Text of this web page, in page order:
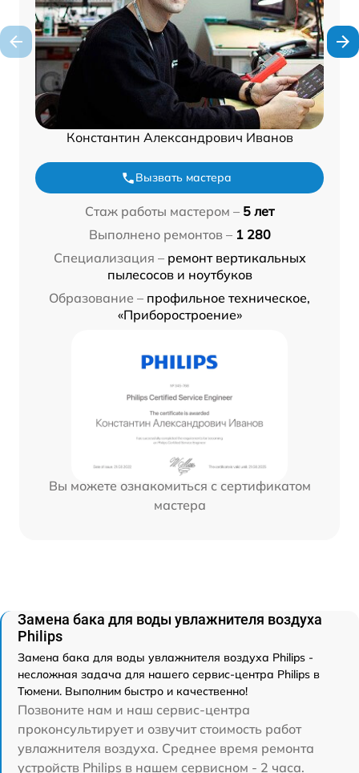
Константин Александрович Иванов
Вызвать мастера
Стаж работы мастером – 5 лет
Выполнено ремонтов – 1 280
Специализация – ремонт вертикальных
пылесосов и ноутбуков
Образование – профильное техническое,
«Приборостроение»
Вы можете ознакомиться с сертификатом
мастера
Замена бака для воды увлажнителя воздуха
Philips
Замена бака для воды увлажнителя воздуха Philips -
несложная задача для нашего сервис-центра Philips в
Тюмени. Выполним быстро и качественно!
Позвоните нам и наш сервис-центра
проконсультирует и озвучит стоимость работ
увлажнителя воздуха. Среднее время ремонта
устройств Philips в нашем сервисном - 2 часа.